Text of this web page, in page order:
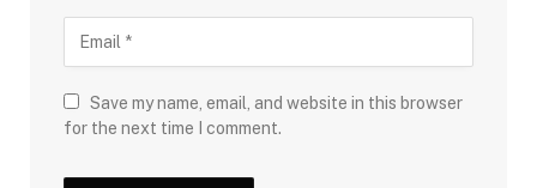
Save my name, email, and website in this browser
for the next time I comment.